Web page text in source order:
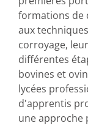
formations de
aux
corroyage,
différentes
bovines et
lycées
d'apprentis
une approche